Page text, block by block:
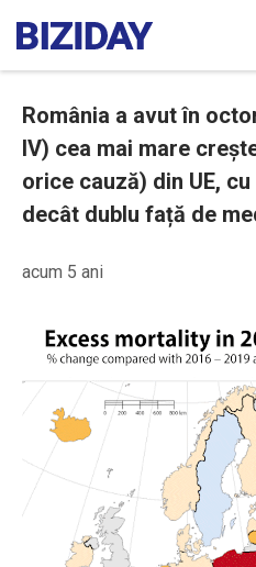
România a avut în
IV) cea mai mare
orice cauză) din UE,
decât dublu față de
acum 5 ani